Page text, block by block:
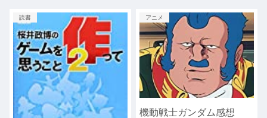
読書 アニメ
機動戦士ガンダム感想